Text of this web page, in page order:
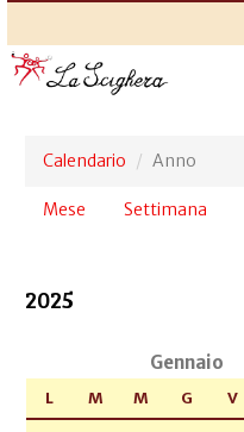
Calendario Anno
Schede
Mese Settimana
2025
Gennaio
L M M G V